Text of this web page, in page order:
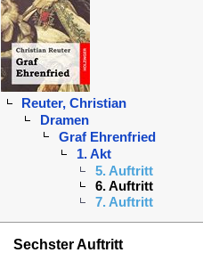
Reuter, Christian
Dramen
Graf Ehrenfried
1. Akt
5. Auftritt
6. Auftritt
7. Auftritt
Sechster Auftritt